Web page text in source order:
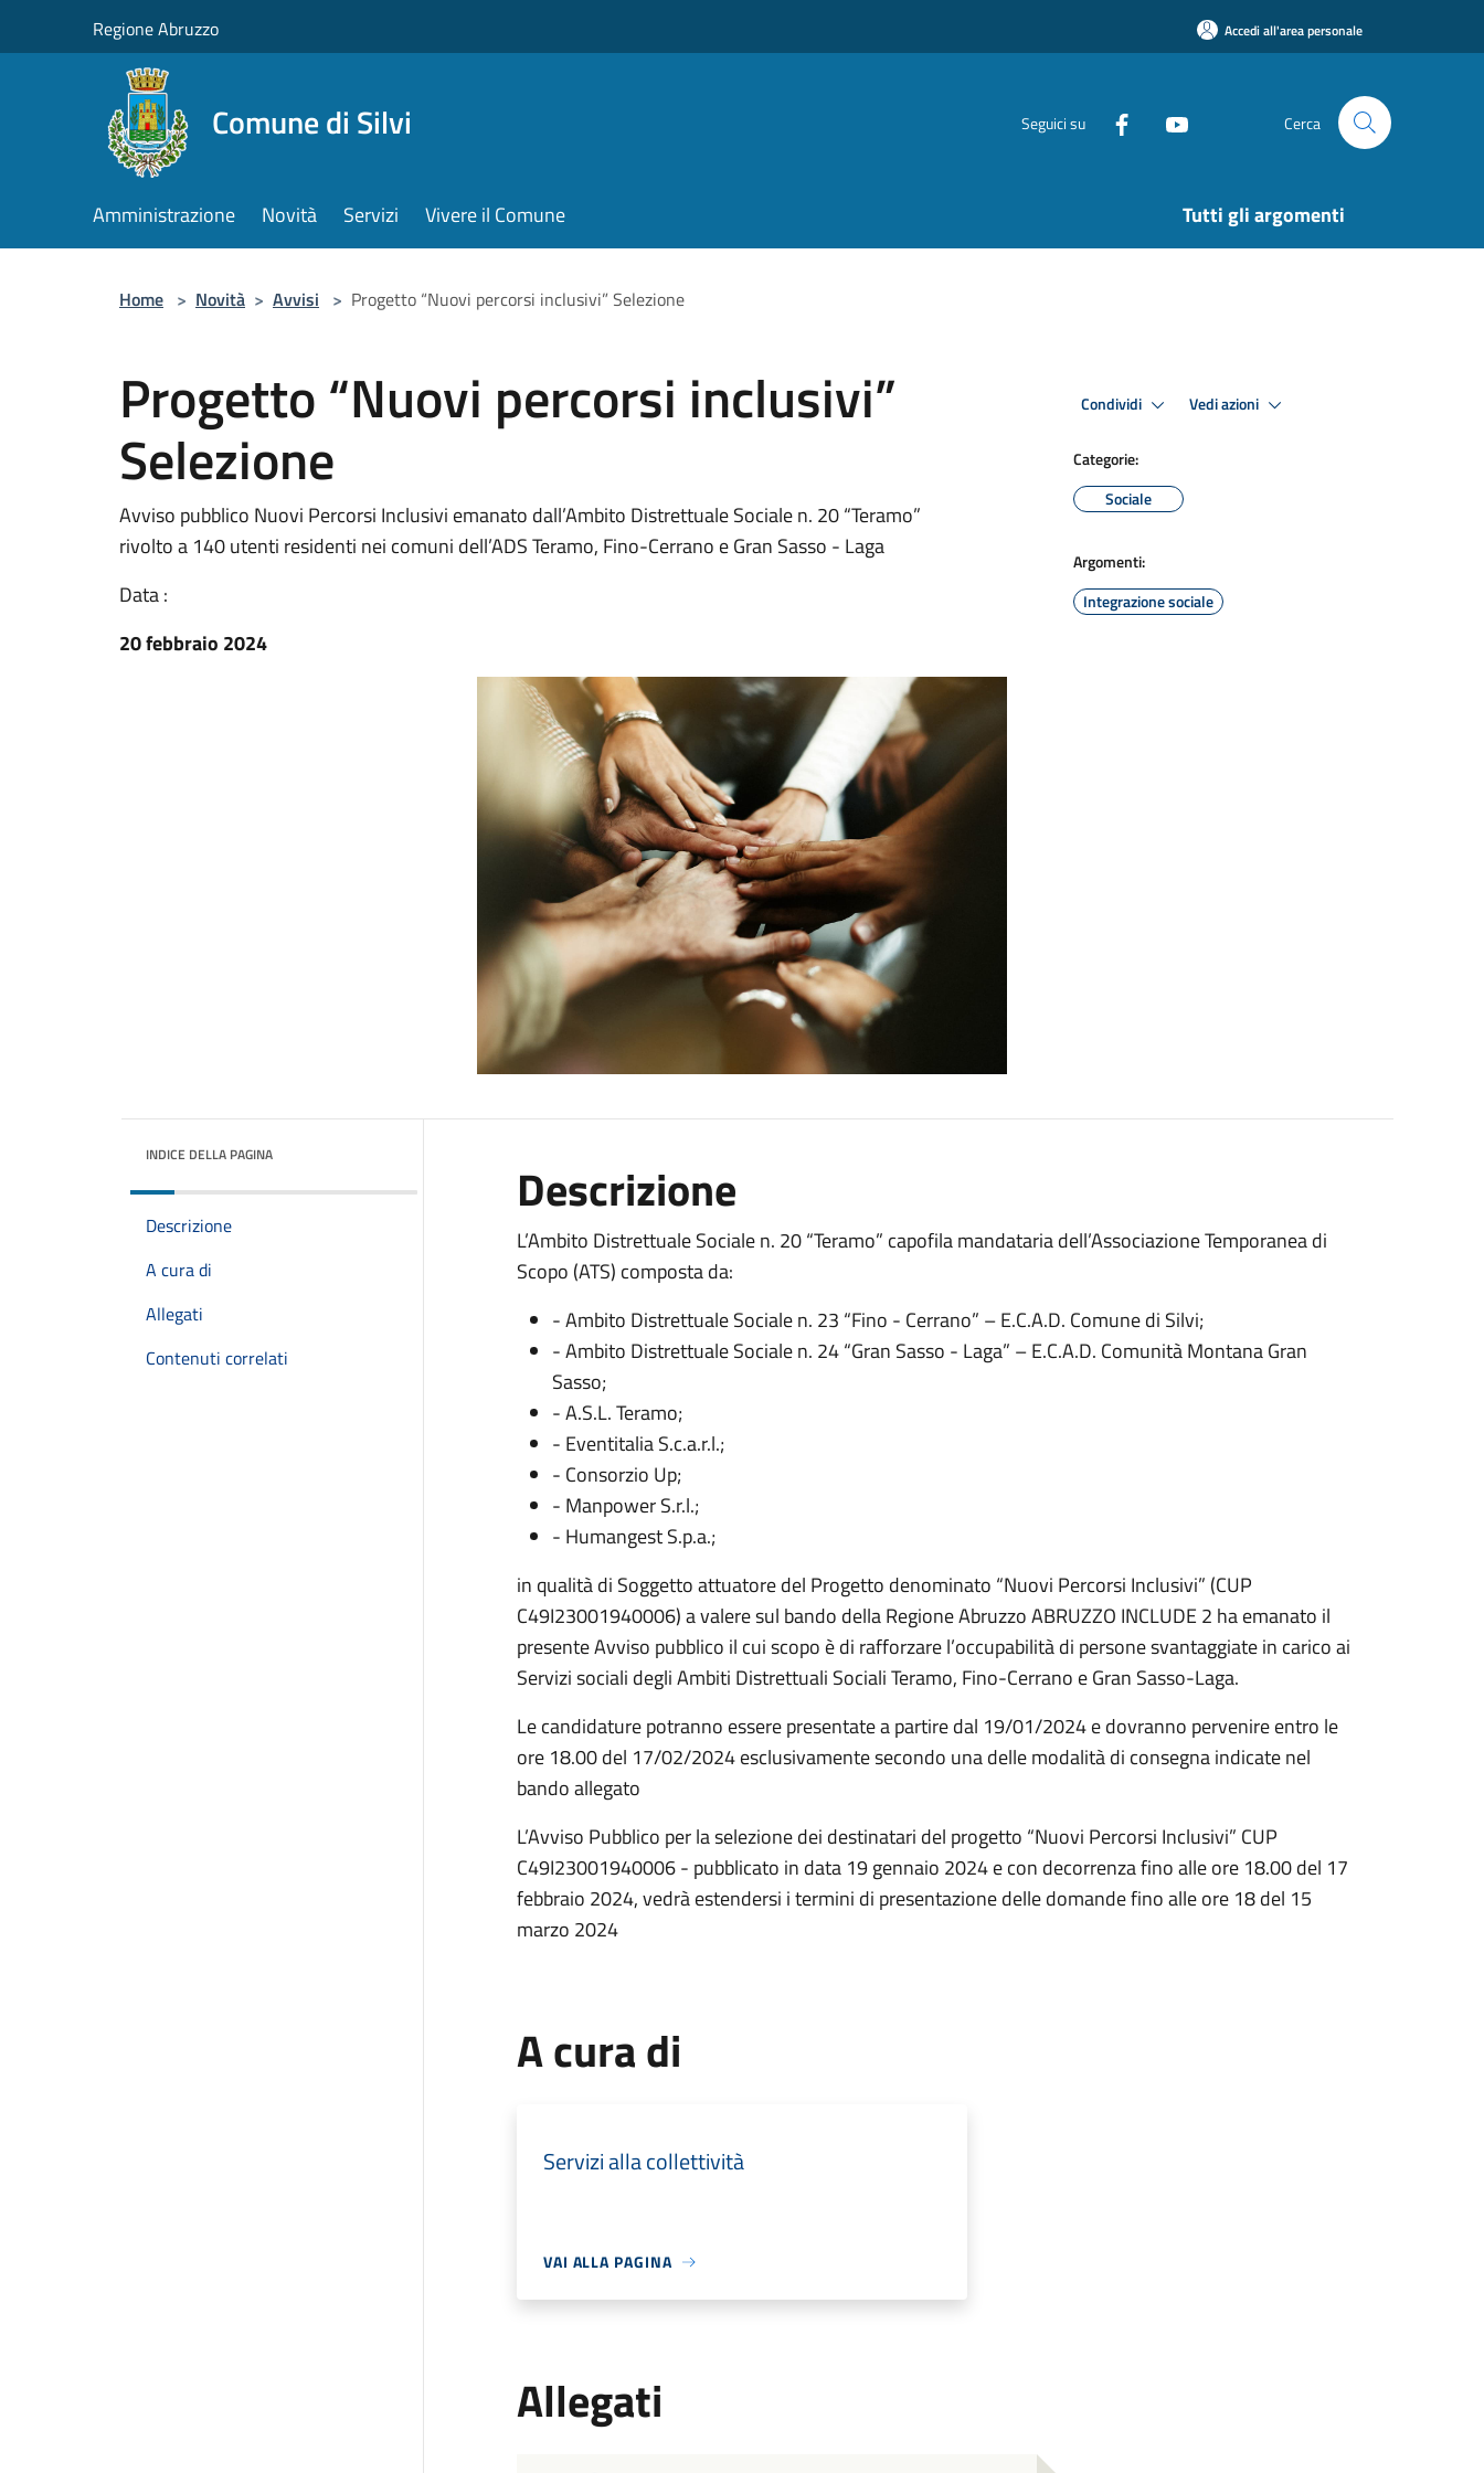
Regione Abruzzo Accedi all'area personale
Comune di Silvi Seguici su Cerca
Amministrazione Novità Servizi Vivere il Comune Tutti gli argomenti
Home > Novità > Avvisi > Progetto “Nuovi percorsi inclusivi” Selezione
Progetto “Nuovi percorsi inclusivi”
Selezione
Avviso pubblico Nuovi Percorsi Inclusivi emanato dall’Ambito Distrettuale Sociale n. 20 “Teramo”
rivolto a 140 utenti residenti nei comuni dell’ADS Teramo, Fino-Cerrano e Gran Sasso - Laga
Data :
20 febbraio 2024
Condividi Vedi azioni
Categorie:
Sociale
Argomenti:
Integrazione sociale
INDICE DELLA PAGINA
Descrizione
A cura di
Allegati
Contenuti correlati
Descrizione
L’Ambito Distrettuale Sociale n. 20 “Teramo” capofila mandataria dell’Associazione Temporanea di
Scopo (ATS) composta da:
- Ambito Distrettuale Sociale n. 23 “Fino - Cerrano” – E.C.A.D. Comune di Silvi;
- Ambito Distrettuale Sociale n. 24 “Gran Sasso - Laga” – E.C.A.D. Comunità Montana Gran
Sasso;
- A.S.L. Teramo;
- Eventitalia S.c.a.r.l.;
- Consorzio Up;
- Manpower S.r.l.;
- Humangest S.p.a.;
in qualità di Soggetto attuatore del Progetto denominato “Nuovi Percorsi Inclusivi” (CUP
C49I23001940006) a valere sul bando della Regione Abruzzo ABRUZZO INCLUDE 2 ha emanato il
presente Avviso pubblico il cui scopo è di rafforzare l’occupabilità di persone svantaggiate in carico ai
Servizi sociali degli Ambiti Distrettuali Sociali Teramo, Fino-Cerrano e Gran Sasso-Laga.
Le candidature potranno essere presentate a partire dal 19/01/2024 e dovranno pervenire entro le
ore 18.00 del 17/02/2024 esclusivamente secondo una delle modalità di consegna indicate nel
bando allegato
L’Avviso Pubblico per la selezione dei destinatari del progetto “Nuovi Percorsi Inclusivi” CUP
C49I23001940006 - pubblicato in data 19 gennaio 2024 e con decorrenza fino alle ore 18.00 del 17
febbraio 2024, vedrà estendersi i termini di presentazione delle domande fino alle ore 18 del 15
marzo 2024
A cura di
Servizi alla collettività
VAI ALLA PAGINA
Allegati